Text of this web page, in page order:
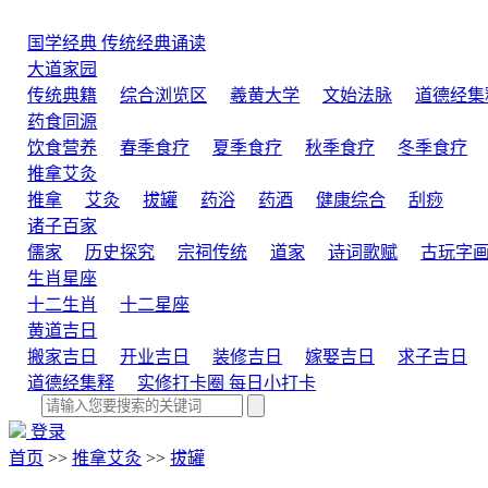
国学经典 传统经典诵读
大道家园
传统典籍
综合浏览区 羲黄大学 文始法脉
道德经集
药食同源
饮食营养
春季食疗 夏季食疗 秋季食疗 冬季食疗
推拿艾灸
推拿
艾灸 拔罐 药浴 药酒 健康综合
刮痧
诸子百家
儒家
历史探究 宗祠传统 道家 诗词歌赋 古玩字画
生肖星座
十二生肖
十二星座
黄道吉日
搬家吉日
开业吉日 装修吉日 嫁娶吉日
求子吉日
道德经集释
实修打卡圈 每日小打卡
登录
首页 >> 推拿艾灸 >> 拔罐